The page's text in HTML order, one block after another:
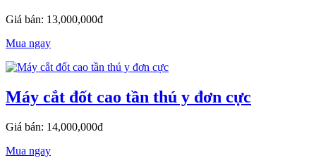
Giá bán: 13,000,000đ
Mua ngay
Máy cắt đốt cao tần thú y đơn cực
Giá bán: 14,000,000đ
Mua ngay